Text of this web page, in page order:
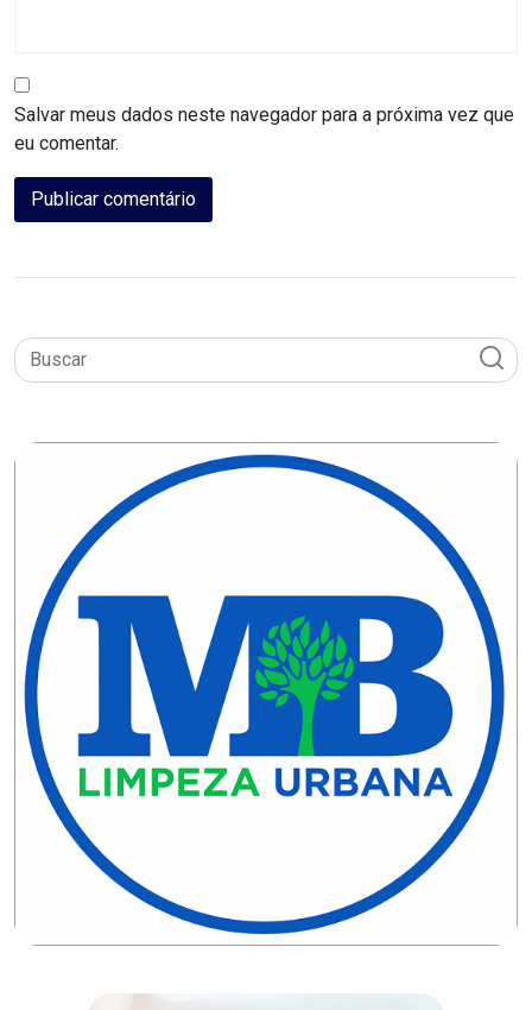
CAPACITAÇÃO
CARNAUBAIS
CARNAVAL
CARNAVAL
DE
MACAU
CARNAVAL
DO
RN
CICLISMO
COMPETIÇÃO
COMPROMISSO
CONFERÊNCIA
CONQUISTA
Salvar meus dados neste navegador para a próxima vez que
eu comentar.